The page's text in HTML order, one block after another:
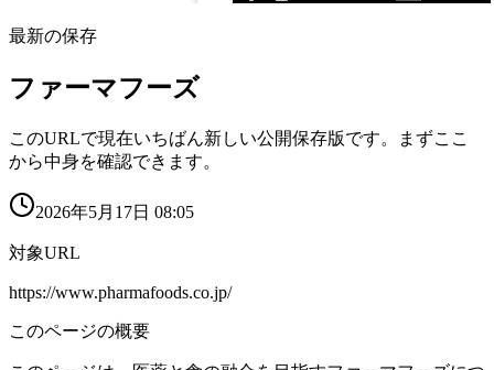
最新の保存
ファーマフーズ
このURLで現在いちばん新しい公開保存版です。まずここ
から中身を確認できます。
2026年5月17日 08:05
対象URL
https://www.pharmafoods.co.jp/
このページの概要